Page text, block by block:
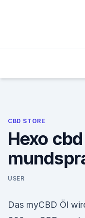
CBD STORE
Hexo
USER
Das myCBD Öl